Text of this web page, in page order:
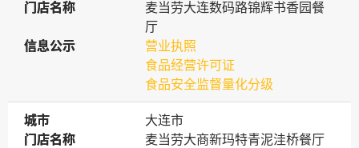
门店名称
门店名称
麦当劳大连数码路锦辉书香园餐
厅
信息公示
信息公示
营业执照
食品经营许可证
食品安全监督量化分级
城市
城市
大连市
门店名称
门店名称
麦当劳大商新玛特青泥洼桥餐厅